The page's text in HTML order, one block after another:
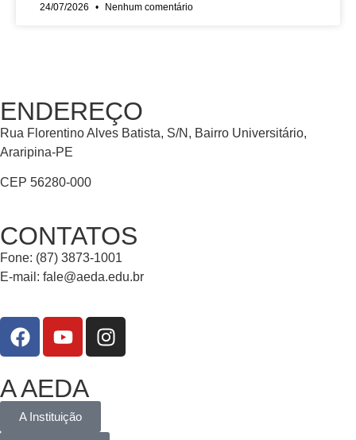
24/07/2026 Nenhum comentário
ENDEREÇO
Rua Florentino Alves Batista, S/N, Bairro Universitário,
Araripina-PE
CEP 56280-000
CONTATOS
Fone: (87) 3873-1001
E-mail: fale@aeda.edu.br
A AEDA
A Instituição